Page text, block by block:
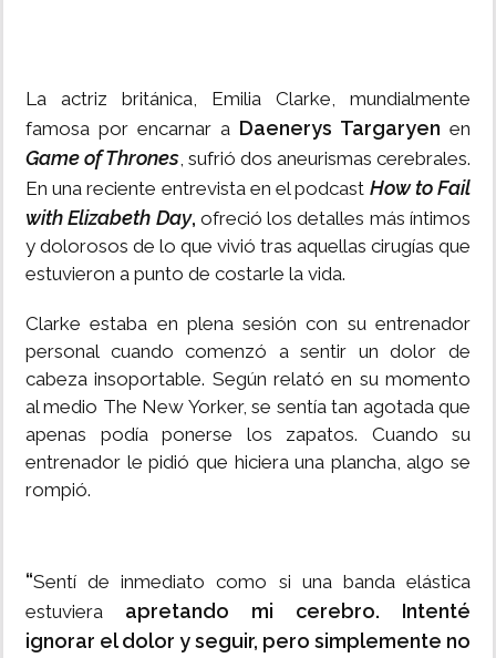
La actriz británica, Emilia Clarke, mundialmente
famosa por encarnar a Daenerys Targaryen en
Game of Thrones, sufrió dos aneurismas cerebrales.
En una reciente entrevista en el podcast How to Fail
with Elizabeth Day, ofreció los detalles más íntimos
y dolorosos de lo que vivió tras aquellas cirugías que
estuvieron a punto de costarle la vida.
Clarke estaba en plena sesión con su entrenador
personal cuando comenzó a sentir un dolor de
cabeza insoportable. Según relató en su momento
al medio The New Yorker, se sentía tan agotada que
apenas podía ponerse los zapatos. Cuando su
entrenador le pidió que hiciera una plancha, algo se
rompió.
“Sentí de inmediato como si una banda elástica
estuviera apretando mi cerebro. Intenté
ignorar el dolor y seguir, pero simplemente no